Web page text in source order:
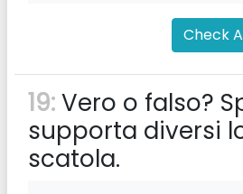
Check
19:Vero o falso?
supporta diversi
scatola.